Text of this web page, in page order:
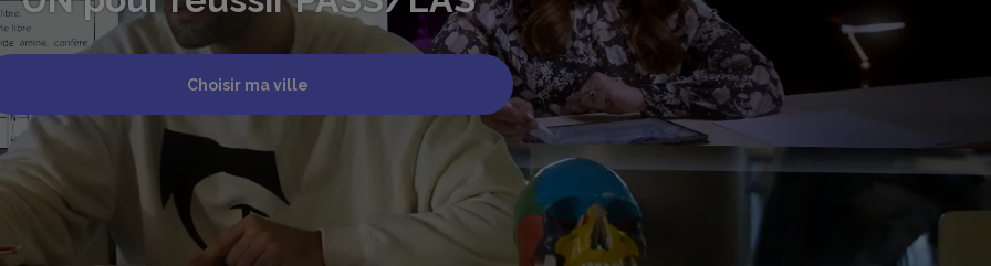
Choisir ma ville